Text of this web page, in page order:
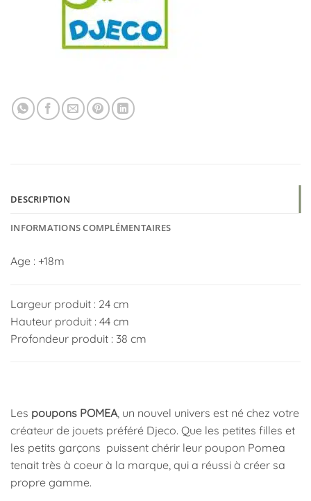
DESCRIPTION
INFORMATIONS COMPLÉMENTAIRES
Age : +18m
Largeur produit : 24 cm
Hauteur produit : 44 cm
Profondeur produit : 38 cm
Les poupons POMEA, un nouvel univers est né chez votre
créateur de jouets préféré Djeco. Que les petites filles et
les petits garçons puissent chérir leur poupon Pomea
tenait très à coeur à la marque, qui a réussi à créer sa
propre gamme.